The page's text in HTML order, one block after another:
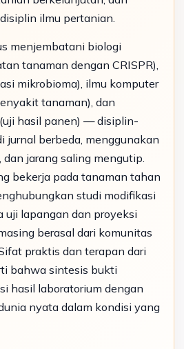
ilmu pertanian.
menjembatani biologi
tanaman dengan CRISPR),
mikrobioma), ilmu komputer
tanaman), dan
hasil panen) — disiplin-
jurnal berbeda, menggunakan
dan jarang saling mengutip.
bekerja pada tanaman tahan
studi modifikasi
uji lapangan dan proyeksi
berasal dari komunitas
praktis dan terapan dari
bahwa sintesis bukti
hasil laboratorium dengan
nyata dalam kondisi yang